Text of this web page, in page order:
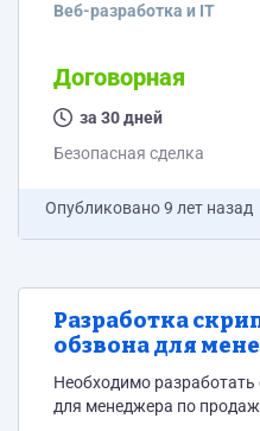
Веб-разработка и IT
Договорная
за 30 дней
Безопасная сделка
Опубликовано9 лет назад
Разработка
обзвона для
продажам.
Необходимо
для менеджера по